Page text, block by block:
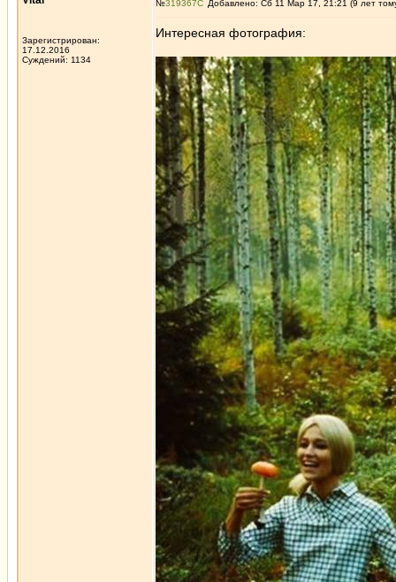
Зарегистрирован:
17.12.2016
Суждений: 1134
№319367 Добавлено: Сб 11 Мар 17, 21:21 (9 лет
Интересная фотография: